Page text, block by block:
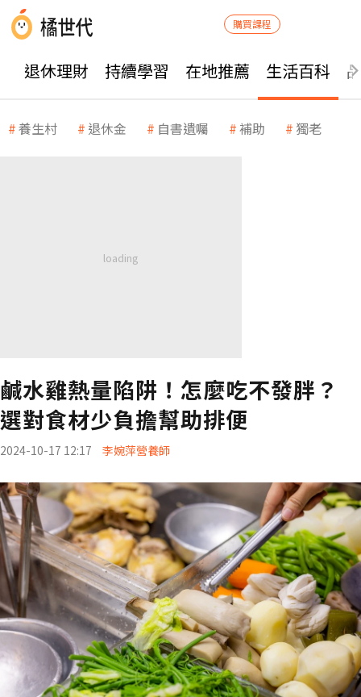
購買課程
退休理財 持續學習 在地推薦 生活百科
養生村 退休金 自書遺囑 補助 獨老
鹹水雞熱量陷阱！怎麼吃不發胖？
選對食材少負擔幫助排便
2024-10-17 12:17 李婉萍營養師